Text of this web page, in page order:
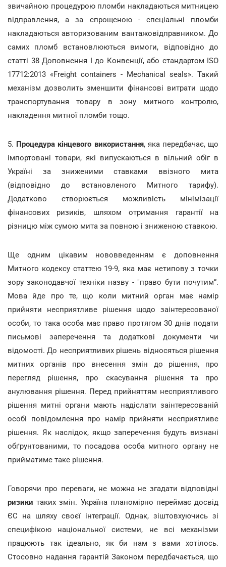
звичайною процедурою пломби накладаються митницею
відправлення, а за спрощеною - спеціальні пломби
накладаються авторизованим вантажовідправником. До
самих пломб встановлюються вимоги, відповідно до
статті 38 Доповнення І до Конвенції, або стандартом ISO
17712:2013 «Freight containers - Mechanical seals». Такий
механізм дозволить зменшити фінансові витрати щодо
транспортування товару в зону митного контролю,
накладення митної пломби тощо.
5. Процедура кінцевого використання, яка передбачає, що
імпортовані товари, які випускаються в вільний обіг в
Україні за зниженими ставками ввізного мита
(відповідно до встановленого Митного тарифу).
Додатково створюється можливість мінімізації
фінансових ризиків, шляхом отримання гарантії на
різницю між сумою мита за повною і зниженою ставкою.
Ще одним цікавим нововведенням є доповнення
Митного кодексу статтею 19-9, яка має нетипову з точки
зору законодавчої техніки назву - "право бути почутим”.
Мова йде про те, що коли митний орган має намір
прийняти несприятливе рішення щодо заінтересованої
особи, то така особа має право протягом 30 днів подати
письмові заперечення та додаткові документи чи
відомості. До несприятливих рішень відносяться рішення
митних органів про внесення змін до рішення, про
перегляд рішення, про скасування рішення та про
анулювання рішення. Перед прийняттям несприятливого
рішення митні органи мають надіслати заінтересованій
особі повідомлення про намір прийняти несприятливе
рішення. Як наслідок, якщо заперечення будуть визнані
обґрунтованими, то посадова особа митного органу не
прийматиме таке рішення.
Говорячи про переваги, не можна не згадати відповідні
ризики таких змін. Україна планомірно переймає досвід
ЄС на шляху своєї інтеграції. Однак, зіштовхуючись зі
специфікою національної системи, не всі механізми
працюють так ідеально, як би нам з вами хотілось.
Стосовно надання гарантій Законом передбачається, що